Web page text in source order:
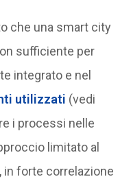
che una smart city
sufficiente per
integrato e nel
utilizzati (vedi
i processi nelle
limitato al
in forte correlazione